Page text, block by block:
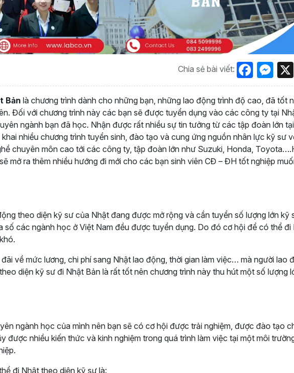
Chia sẻ bài viết:
Bản là chương trình dành cho những bạn, những lao động trình độ cao, đã tốt
Đối với chương trình này các bạn sẽ được tuyển dụng vào các công ty tại
ngành bạn đã học. Nhận được rất nhiều sự tin tưởng từ các tập đoàn lớn tại
nhiều chương trình tuyển sinh, đào tạo và cung ứng nguồn nhân lực kỹ sư
chuyên môn cao tới các công ty, tập đoàn lớn như Suzuki, Honda,
mở ra thêm nhiều hướng đi mới cho các bạn sinh viên CĐ – ĐH tốt nghiệp
theo diện kỹ sư của Nhật đang được mở rộng và cần tuyển số lượng lớn kỹ
số các ngành học ở Việt Nam đều được tuyển dụng. Do đó cơ hội để có thể đi
về mức lương, chi phí sang Nhật lao động, thời gian làm việc… mà người lao
diện kỹ sư đi Nhật Bản là rất tốt nên chương trình này thu hút một số lượng
ngành học của mình nên bạn sẽ có cơ hội được trải nghiệm, được đào tạo
được nhiều kiến thức và kinh nghiệm trong quá trình làm việc tại một môi
đi Nhật theo diện kỹ sư là: